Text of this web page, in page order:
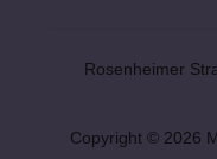
Rosenheimer
Copyright © 2026